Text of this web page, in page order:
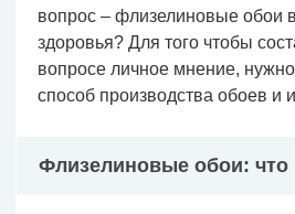
вопрос – флизелиновые обои
здоровья? Для того чтобы
вопросе личное мнение, нужно
способ производства обоев и
Флизелиновые обои: что